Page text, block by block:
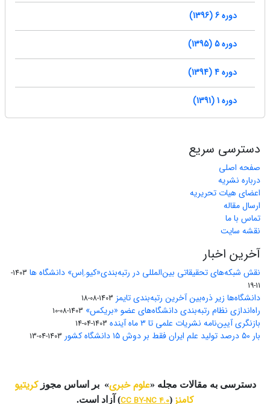
دوره 6 (1396)
دوره 5 (1395)
دوره 4 (1394)
دوره 1 (1391)
دسترسی سریع
صفحه اصلی
درباره نشریه
اعضای هیات تحریریه
ارسال مقاله
تماس با ما
نقشه سایت
آخرین اخبار
نقش شبکه‌های تحقیقاتی بین‌المللی در رتبه‌بندی«کیو.اِس» دانشگاه ها
1403-
11-19
دانشگاه‌ها زیر ذره‌بین آخرین رتبه‌بندی تایمز 1403-08-18
راه‌اندازی نظام رتبه‌بندی دانشگاه‌‌های عضو «بریکس» 1403-08-10
بازنگری آیین‌نامه نشریات علمی تا ۳ ماه آینده 1403-04-14
بار ۵۰ درصد تولید علم ایران فقط بر دوش ۱۵ دانشگاه کشور 1403-04-13
دسترسی به مقالات مجله «علوم خبری» بر اساس مجوزکریتیو
کامنز (
CC BY-NC 4.0) آزاد است.